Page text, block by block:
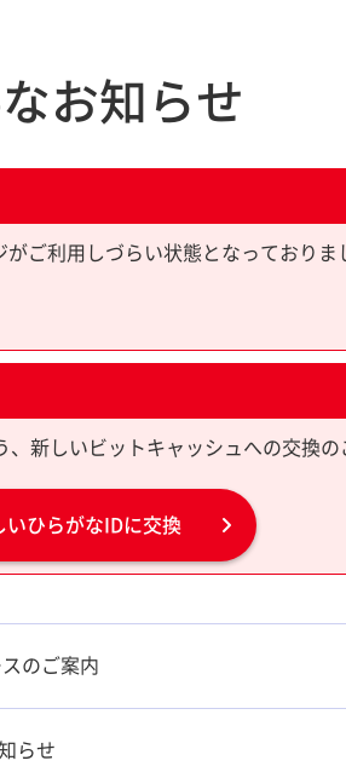
お知らせ
ご利用しづらい状態となっておりま
新しいビットキャッシュへの交換の
いひらがなIDに交換
のご案内
らせ